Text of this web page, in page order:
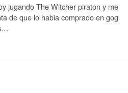
jugando The Witcher piraton y me
de que lo habia comprado en gog